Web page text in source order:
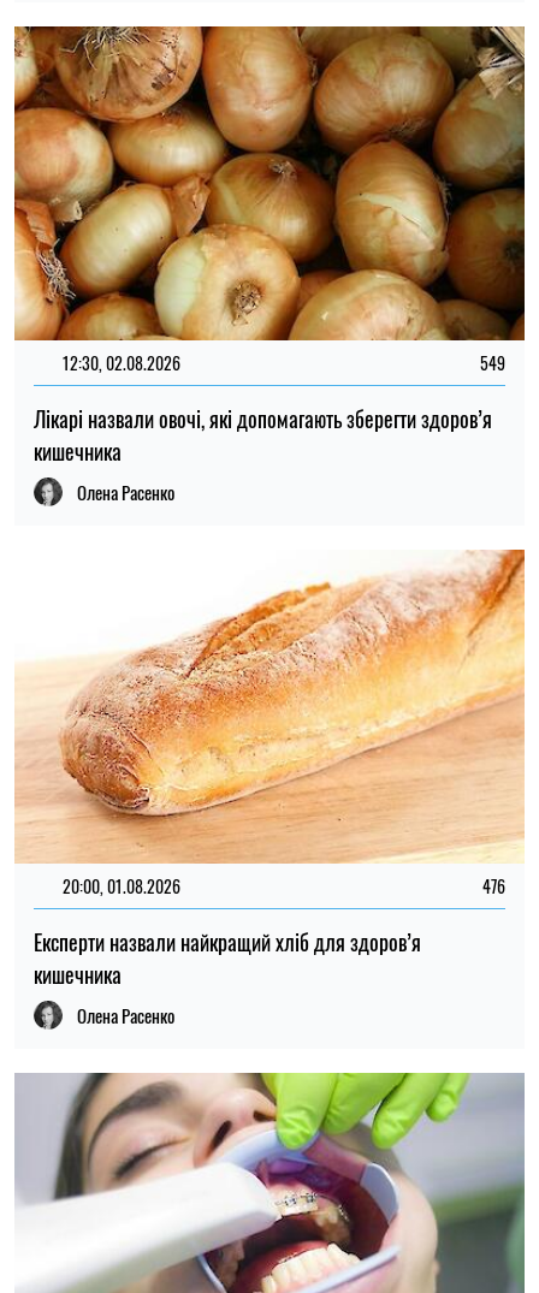
12:30, 02.08.2026 549
Лікарі назвали овочі, які допомагають зберегти здоров’я
кишечника
Олена Расенко
20:00, 01.08.2026 476
Експерти назвали найкращий хліб для здоров’я
кишечника
Олена Расенко